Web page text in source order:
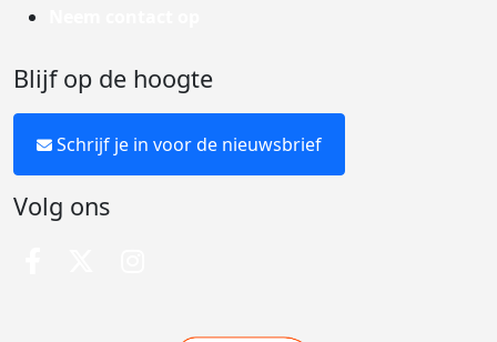
Blijf op de hoogte
Schrijf je in voor de nieuwsbrief
Volg ons